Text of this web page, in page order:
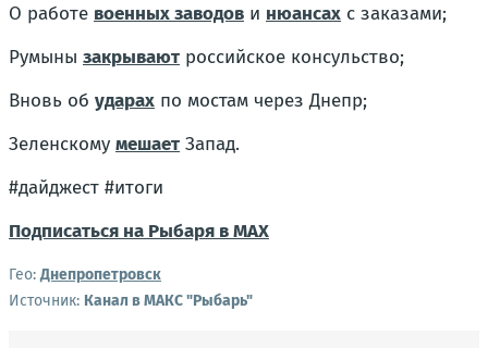
О работе военных заводов и нюансах с заказами;
Румыны закрывают российское консульство;
Вновь об ударах по мостам через Днепр;
Зеленскому мешает Запад.
#дайджест #итоги
Подписаться на Рыбаря в МАХ
Гео:Днепропетровск
Источник: Канал в МАКС "Рыбарь"